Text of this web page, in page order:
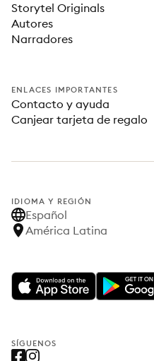
Storytel Originals
Autores
Narradores
ENLACES IMPORTANTES
Contacto y ayuda
Canjear tarjeta de regalo
IDIOMA Y REGIÓN
Español
América Latina
SÍGUENOS